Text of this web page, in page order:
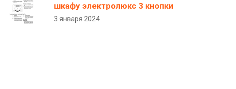
шкафу электролюкс 3 кнопки
3 января 2024